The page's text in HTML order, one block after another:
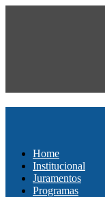
Home
Institucional
Juramentos
Programas